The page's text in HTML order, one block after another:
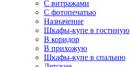
С витражами
С фотопечатью
Назначение
Шкафы-купе в гостиную
В коридор
В прихожую
Шкафы-купе в спальню